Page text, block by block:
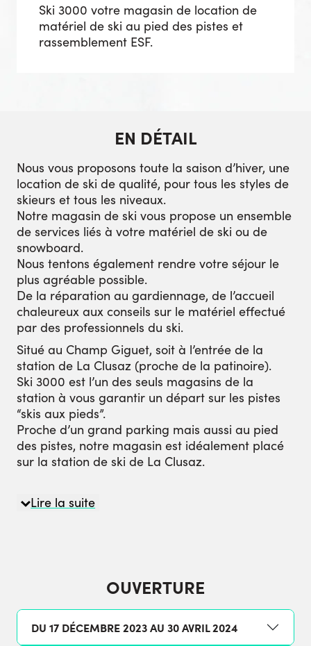
Ski 3000 votre magasin de location de
matériel de ski au pied des pistes et
rassemblement ESF.
EN DÉTAIL
Nous vous proposons toute la saison d’hiver, une
location de ski de qualité, pour tous les styles de
skieurs et tous les niveaux.
Notre magasin de ski vous propose un ensemble
de services liés à votre matériel de ski ou de
snowboard.
Nous tentons également rendre votre séjour le
plus agréable possible.
De la réparation au gardiennage, de l’accueil
chaleureux aux conseils sur le matériel effectué
par des professionnels du ski.
Situé au Champ Giguet, soit à l’entrée de la
station de La Clusaz (proche de la patinoire).
Ski 3000 est l’un des seuls magasins de la
station à vous garantir un départ sur les pistes
“skis aux pieds”.
Proche d’un grand parking mais aussi au pied
des pistes, notre magasin est idéalement placé
sur la station de ski de La Clusaz.
Lire la suite
OUVERTURE
DU 17 DÉCEMBRE 2023 AU 30 AVRIL 2024